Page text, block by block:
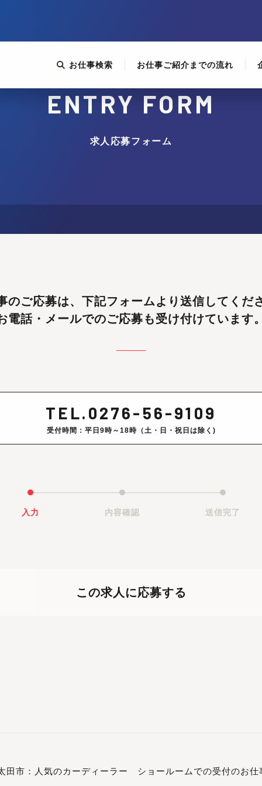
お仕事検索 お仕事ご紹介までの流れ
ENTRY FORM
求人応募フォーム
のご応募は、 下記フォームより送信してくだ
電話・メールでのご応募も受け付けています。
TEL.0276-56-9109
受付時間：平日9時～18時（土・日・祝日は除く)
入力 内容確認 送信完了
この求人に応募する